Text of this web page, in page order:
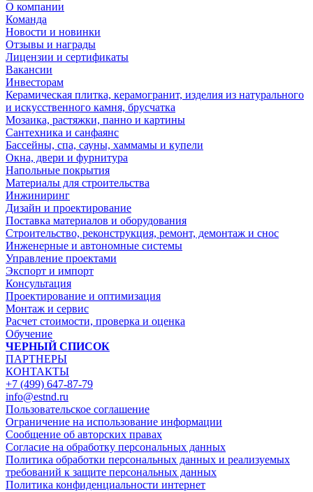
О компании
Команда
Новости и новинки
Отзывы и награды
Лицензии и сертификаты
Вакансии
Инвесторам
Керамическая плитка, керамогранит, изделия из натурального
и искусственного камня, брусчатка
Мозаика, растяжки, панно и картины
Сантехника и санфаянс
Бассейны, спа, сауны, хаммамы и купели
Окна, двери и фурнитура
Напольные покрытия
Материалы для строительства
Инжиниринг
Дизайн и проектирование
Поставка материалов и оборудования
Строительство, реконструкция, ремонт, демонтаж и снос
Инженерные и автономные системы
Управление проектами
Экспорт и импорт
Консультация
Проектирование и оптимизация
Монтаж и сервис
Расчет стоимости, проверка и оценка
Обучение
ЧЕРНЫЙ СПИСОК
ПАРТНЕРЫ
КОНТАКТЫ
+7 (499) 647-87-79
info@estnd.ru
Пользовательское соглашение
Ограничение на использование информации
Сообщение об авторских правах
Согласие на обработку персональных данных
Политика обработки персональных данных и реализуемых
требований к защите персональных данных
Политика конфиденциальности интернет